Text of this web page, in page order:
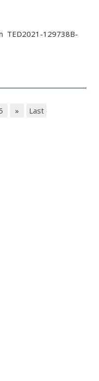
TED2021-129738B-
» Last